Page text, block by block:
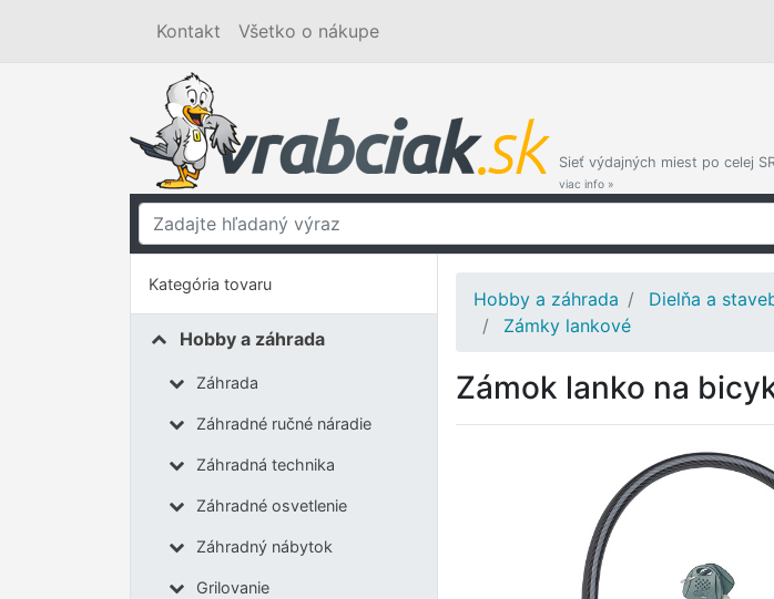
Kontakt Všetko o nákupe
Sieť výdajných miest po celej
viac info »
Kategória tovaru
Hobby a záhrada
Záhrada
Záhradné ručné náradie
Záhradná technika
Záhradné osvetlenie
Záhradný nábytok
Grilovanie
Hobby a záhrada Dielňa a
Zámky lankové
Zámok lanko na